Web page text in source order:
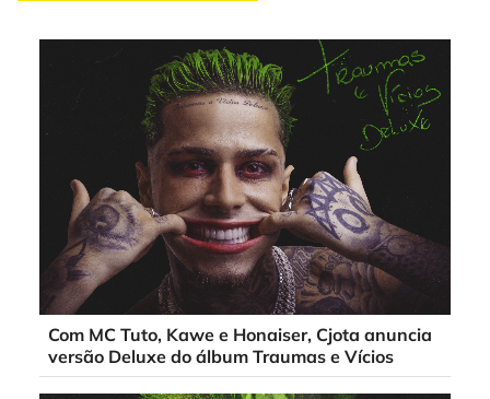
Com MC Tuto, Kawe e Honaiser, Cjota anuncia
versão Deluxe do álbum Traumas e Vícios